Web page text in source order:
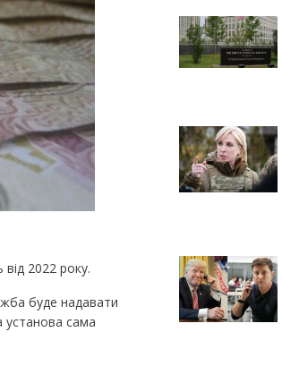
2022 року.
буде надавати
установа сама